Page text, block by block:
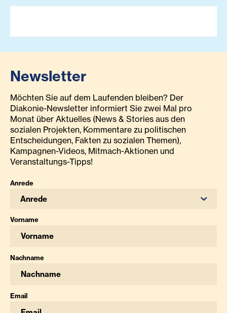
Newsletter
Möchten Sie auf dem Laufenden bleiben? Der
Diakonie-Newsletter informiert Sie zwei Mal pro
Monat über Aktuelles (News & Stories aus den
sozialen Projekten, Kommentare zu politischen
Entscheidungen, Fakten zu sozialen Themen),
Kampagnen-Videos, Mitmach-Aktionen und
Veranstaltungs-Tipps!
Anrede
Anrede
Vorname
Nachname
Email